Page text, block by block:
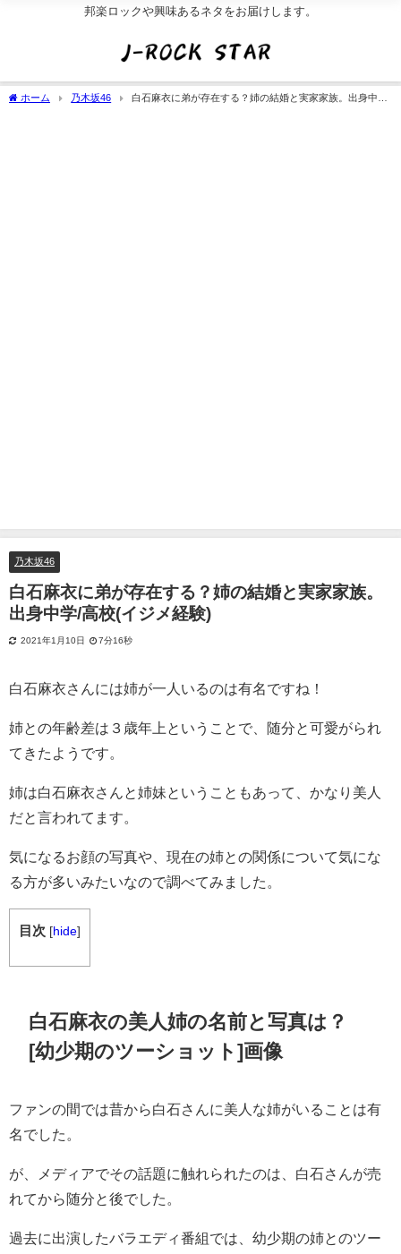
邦楽ロックや興味あるネタをお届けします。
ホーム 乃木坂46
白石麻衣に弟が存在する？姉の結婚と実家家族。出身中学/
乃木坂46
白石麻衣に弟が存在する？姉の結婚と実家家族。
出身中学/高校(イジメ経験)
2021年1月10日 7分16秒
白石麻衣さんには姉が一人いるのは有名ですね！
姉との年齢差は３歳年上ということで、随分と可愛がられ
てきたようです。
姉は白石麻衣さんと姉妹ということもあって、かなり美人
だと言われてます。
気になるお顔の写真や、現在の姉との関係について気にな
る方が多いみたいなので調べてみました。
目次 [hide]
白石麻衣の美人姉の名前と写真は？
[幼少期のツーショット]画像
ファンの間では昔から白石さんに美人な姉がいることは有
名でした。
が、メディアでその話題に触れられたのは、白石さんが売
れてから随分と後でした。
過去に出演したバラエディ番組では、幼少期の姉とのツー